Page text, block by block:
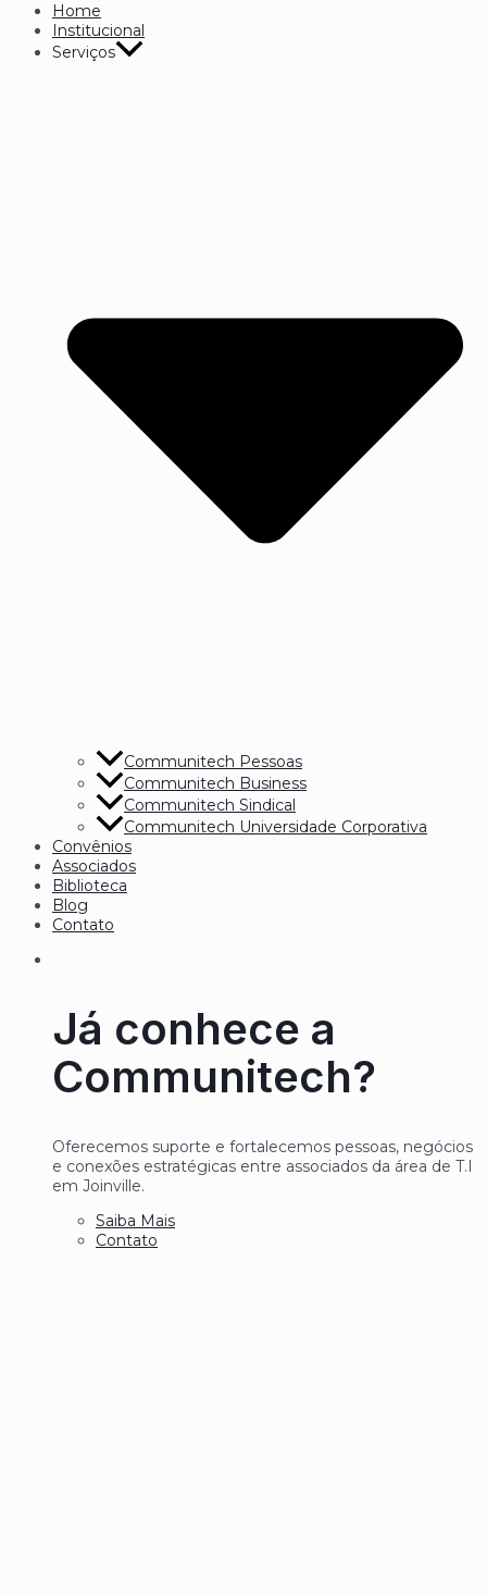
Home
Institucional
Serviços
Communitech Pessoas
Communitech Business
Communitech Sindical
Communitech Universidade Corporativa
Convênios
Associados
Biblioteca
Blog
Contato
Já conhece a
Communitech?
Oferecemos suporte e fortalecemos pessoas, negócios
e conexões estratégicas entre associados da área de T.I
em Joinville.
Saiba Mais
Contato